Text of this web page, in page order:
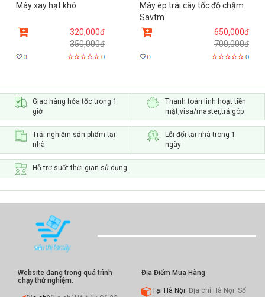
Máy xay hạt khô
320,000đ
350,000đ
Máy ép trái cây tốc độ chậm
Savtm
650,000đ
700,000đ
Giao hàng hỏa tốc trong 1
giờ
Thanh toán linh hoạt tiền
mặt,visa/master,trả góp
Trải nghiệm sản phẩm tại
nhà
Lỗi đổi tại nhà trong 1
ngày
Hỗ trợ suốt thời gian sử dụng.
Website đang trong quá trình
chạy thử nghiệm.
Địa Điểm Mua Hàng
Tại Hà Nội: Địa chỉ Hà Nội: Số